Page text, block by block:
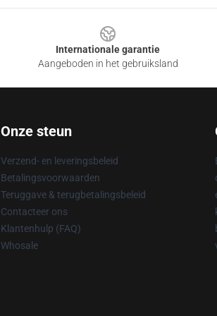
Internationale garantie
Aangeboden in het gebruiksland
Onze steun
Verzend- en leveringsbeleid
Betalingsvoorwaarden
Teruggave & terugbetalingsbeleid
Contacteer ons
Klantenhulp (FAQ)
Whosale